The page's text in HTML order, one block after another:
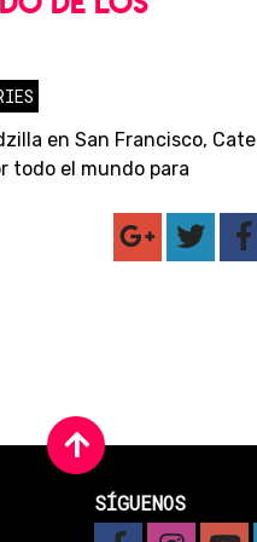
en San Francisco, Cate
todo el mundo para
SÍGUENOS